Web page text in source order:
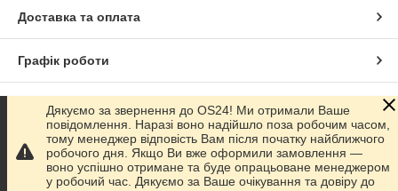
Доставка та оплата
Графік роботи
Повна версія сайту
Сайт створено на маркетплейсіProm.ua
Дякуємо за звернення до OS24! Ми отримали Ваше
повідомлення. Наразі воно надійшло поза робочим часом,
тому менеджер відповість Вам після початку найближчого
робочого дня. Якщо Ви вже оформили замовлення —
воно успішно отримане та буде опрацьоване менеджером
у робочий час. Дякуємо за Ваше очікування та довіру до